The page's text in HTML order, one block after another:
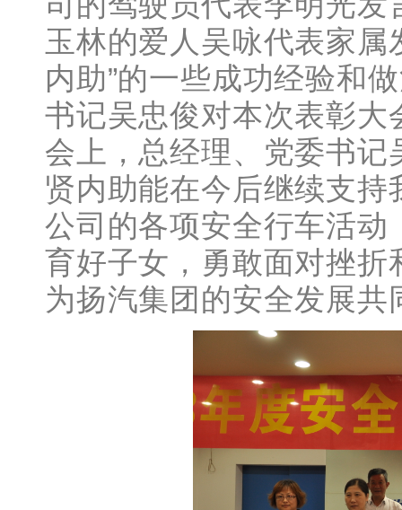
玉林的爱人吴咏代表家属
内助”的一些成功经验和
书记吴忠俊对本次表彰大
会上，总经理、党委书
贤内助能在今后继续支
公司的各项安全行车活
育好子女，勇敢面对挫
为扬汽集团的安全发展